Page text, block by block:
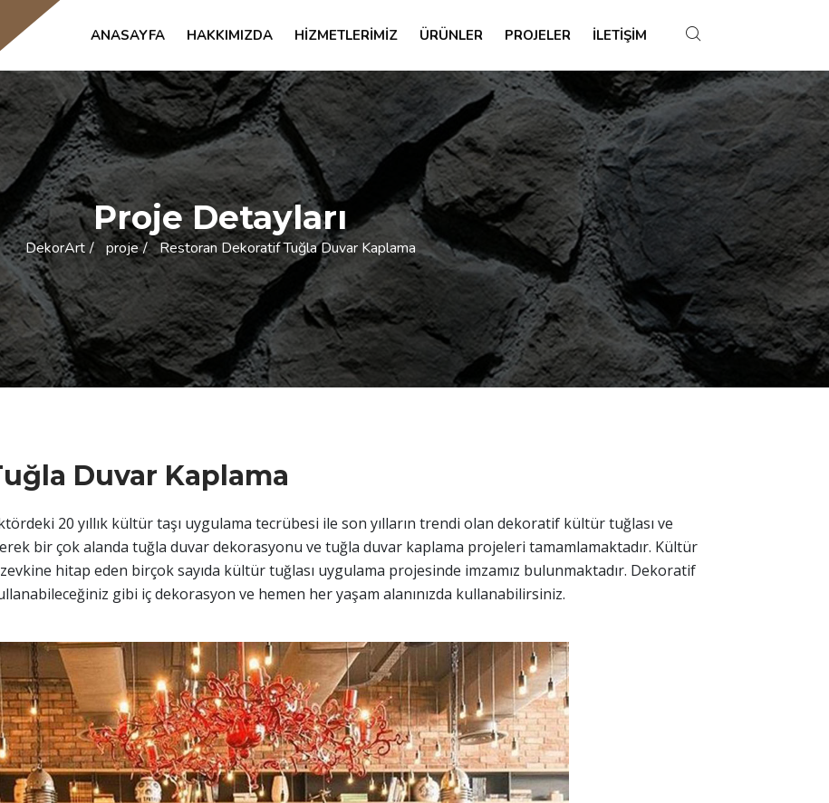
ANASAYFA HAKKIMIZDA HIZMETLERIMIZ ÜRÜNLER PROJELER İLETIŞIM
Proje Detayları
DekorArt proje Restoran Dekoratif Tuğla Duvar Kaplama
Duvar Kaplama
20 yıllık kültür taşı uygulama tecrübesi ile son yılların trendi olan dekoratif kültür tuğlası ve
bir çok alanda tuğla duvar dekorasyonu ve tuğla duvar kaplama projeleri tamamlamaktadır. Kültür
hitap eden birçok sayıda kültür tuğlası uygulama projesinde imzamız bulunmaktadır. Dekoratif
gibi iç dekorasyon ve hemen her yaşam alanınızda kullanabilirsiniz.